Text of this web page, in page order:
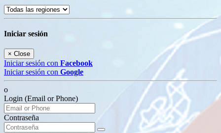
Iniciar sesión
× Close
Iniciar sesión con Facebook
Iniciar sesión con Google
o
Login (Email or Phone)
Contraseña